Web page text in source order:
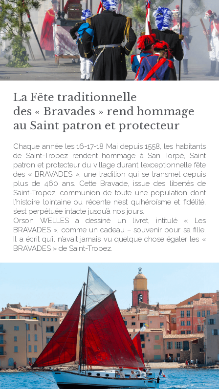
La Fête traditionnelle
des « Bravades » rend hommage
au Saint patron et protecteur
Chaque année les 16-17-18 Mai depuis 1558, les habitants
de Saint-Tropez rendent hommage à San Torpé, Saint
patron et protecteur du village durant l’exceptionnelle fête
des « BRAVADES », une tradition qui se transmet depuis
plus de 460 ans. Cette Bravade, issue des libertés de
Saint-Tropez, communion de toute une population dont
l’histoire lointaine ou récente n’est qu’héroïsme et fidélité,
s’est perpétuée intacte jusqu’à nos jours.
Orson WELLES a dessiné un livret, intitulé « Les
BRAVADES », comme un cadeau – souvenir pour sa fille.
Il a écrit qu’il n’avait jamais vu quelque chose égaler les «
BRAVADES » de Saint-Tropez.